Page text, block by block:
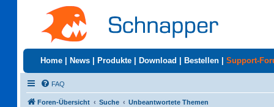
Home News Produkte Download Bestellen Support-
FAQ
Foren-Übersicht Suche Unbeantwortete Themen